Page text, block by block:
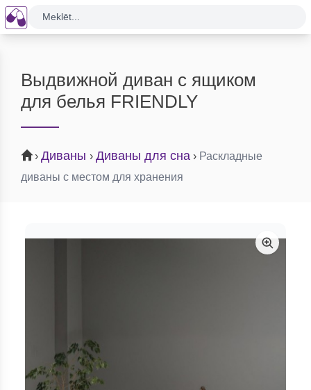
Meklēt...
Выдвижной диван с ящиком
для белья FRIENDLY
› Диваны › Диваны для сна › Раскладные
диваны с местом для хранения